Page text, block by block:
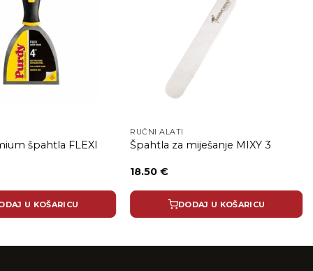
špahtla FLEXI
U KOŠARICU
RUČNI ALATI
Špahtla za miješanje MIXY 3
18.50 €
DODAJ U KOŠARICU